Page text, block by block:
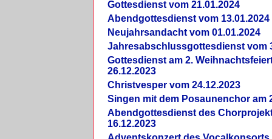
Gottesdienst vom 21.01.2024
Abendgottesdienst vom 13.01.2024
Neujahrsandacht vom 01.01.2024
Jahresabschlussgottesdienst vom
Gottesdienst am 2.
26.12.2023
Christvesper vom 24.12.2023
Singen mit dem Posaunenchor am
Abendgottesdienst des
16.12.2023